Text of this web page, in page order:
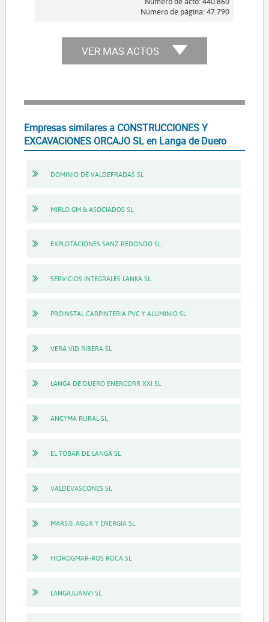
Número de página: 47.790
VER MAS ACTOS
Empresas similares a CONSTRUCCIONES Y
EXCAVACIONES ORCAJO SL en Langa de Duero
DOMINIO DE VALDEFRADAS SL
MIRLO GM & ASOCIADOS SL
EXPLOTACIONES SANZ REDONDO SL
SERVICIOS INTEGRALES LANKA SL
PROINSTAL CARPINTERIA PVC Y ALUMINIO SL
VERA VID RIBERA SL
LANGA DE DUERO ENERCORR XXI SL
ANCYMA RURAL SL
EL TOBAR DE LANGA SL
VALDEVASCONES SL
MAR5.0. AGUA Y ENERGIA SL
HIDROGMAR-ROS ROCA SL
LANGAJUANVI SL